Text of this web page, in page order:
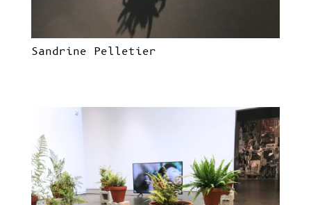
Sandrine Pelletier